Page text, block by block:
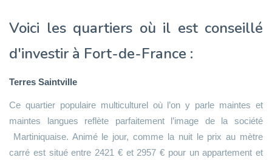
Voici les quartiers où il est conseillé
d'investir à Fort-de-France :
Terres Saintville
Ce quartier populaire multiculturel où l’on y parle maintes et
maintes langues reflète parfaitement l’image de la société
Martiniquaise. Animé le jour, comme la nuit le prix au mètre
carré est situé entre 2421 € et 2957 € pour un appartement et